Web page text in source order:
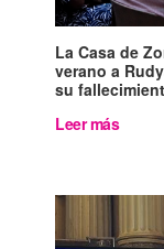
La Casa de
verano a
su
Leer más